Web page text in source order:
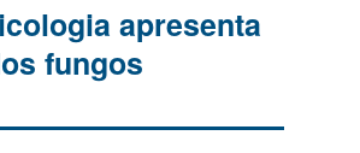
apresenta
fungos